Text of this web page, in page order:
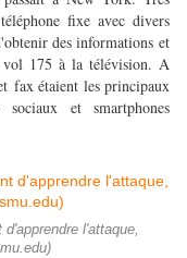
fixe avec divers
des informations et
175 à la télévision. A
fax étaient les principaux
sociaux et smartphones
l'attaque,